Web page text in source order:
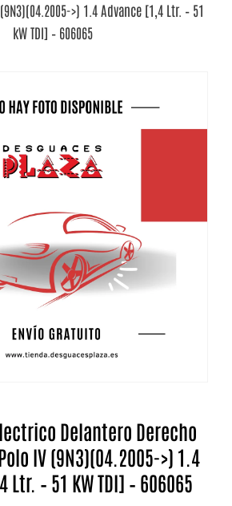
>) 1.4 Advance [1,4 Ltr. – 51
kW TDI] – 606065
Delantero Derecho
IV (9N3)(04.2005->) 1.4
Ltr. – 51 KW TDI] – 606065